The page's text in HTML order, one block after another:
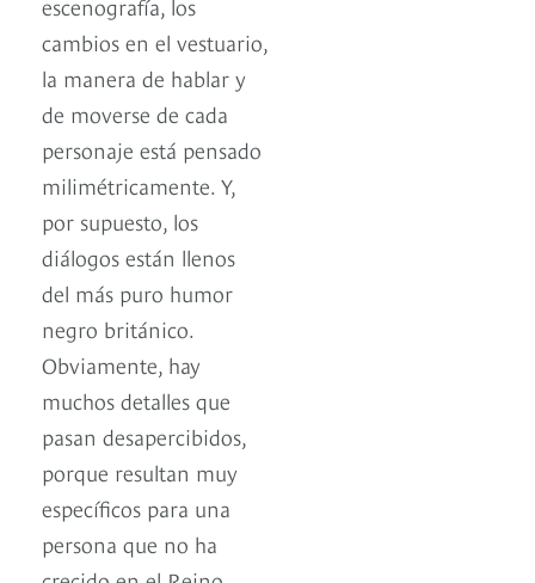
cambios en el vestuario,
la manera de hablar y
de moverse de cada
personaje está pensado
milimétricamente. Y,
por supuesto, los
diálogos están llenos
del más puro humor
negro británico.
Obviamente, hay
muchos detalles que
pasan desapercibidos,
porque resultan muy
específicos para una
persona que no ha